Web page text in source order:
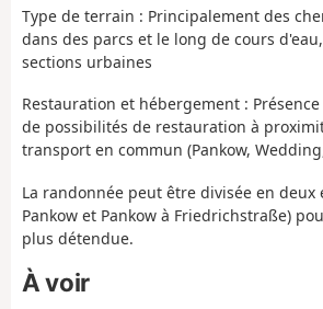
Type de terrain : Principalement des
dans des parcs et le long de cours
sections urbaines
Restauration et hébergement :
de possibilités de restauration à
transport en commun (Pankow,
La randonnée peut être divisée en deux
Pankow et Pankow à Friedrichstraße)
plus détendue.
À voir